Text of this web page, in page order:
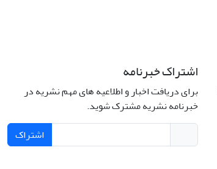
اشتراک خبرنامه
برای دریافت اخبار و اطلاعیه های مهم نشریه در
خبرنامه نشریه مشترک شوید.
اشتراک